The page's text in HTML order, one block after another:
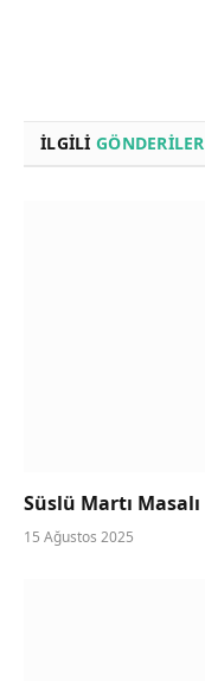
İLGILI GÖNDERILER
Süslü Martı Masalı
15 Ağustos 2025